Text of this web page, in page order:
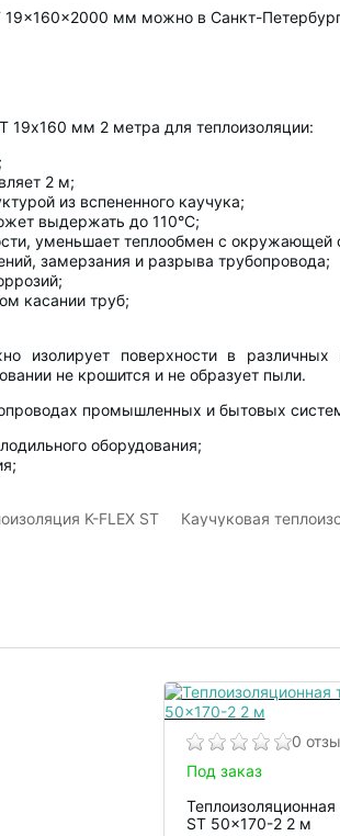
19x160x2000 мм можно в Санкт-
19х160 мм 2 метра для теплоизоляции:
2 м;
из вспененного каучука;
выдержать до 110°C;
уменьшает теплообмен с окружающей
замерзания и разрыва трубопровода;
касании труб;
изолирует поверхности в
не крошится и не образует пыли.
промышленных и бытовых
оборудования;
K-FLEX ST Каучуковая
0
Под заказ
Теплоизоляционная
ST 50x170-2 2 м